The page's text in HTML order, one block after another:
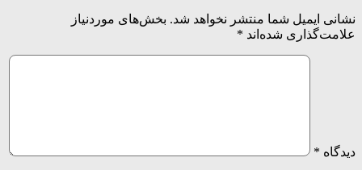
نشانی ایمیل شما منتشر نخواهد شد. بخش‌های موردنیاز
علامت‌گذاری شده‌اند *
دیدگاه *